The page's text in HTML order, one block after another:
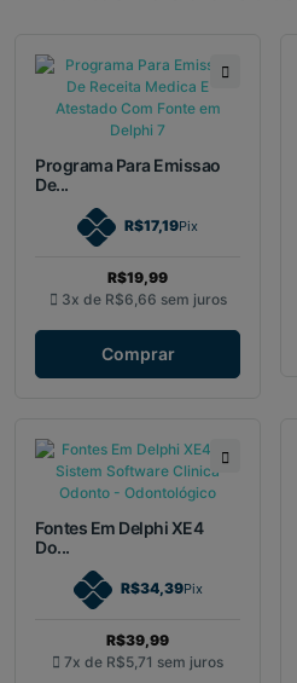
Programa Para Emissao
De...
R$17,19Pix
R$19,99
3x de R$6,66 sem juros
Comprar
Fontes Em Delphi XE4
Do...
R$34,39Pix
R$39,99
7x de R$5,71 sem juros